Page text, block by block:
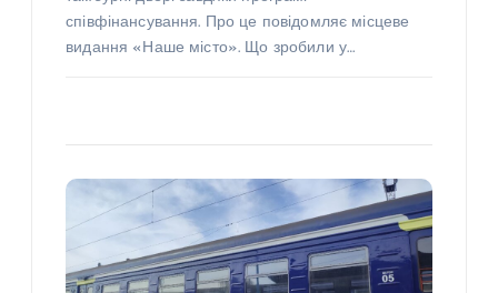
співфінансування. Про це повідомляє місцеве
видання «Наше місто». Що зробили у…